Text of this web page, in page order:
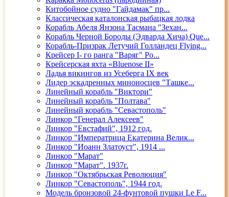
Китобойное судно "Гайдамак" пр...
Классическая каталонская рыбацкая лодка
Корабль Абеля Янзона Тасмана "Зехан...
Корабль Черной Бороды (Эдварда Хича) Que...
Корабль-Призрак Летучий Голландец Flying...
Крейсер I- го ранга "Варяг" Ро...
Крейсерская яхта «Bluenose II»
Ладья викингов из Усеберга IX век
Лидер эскадренных миноносцев "Ташке...
Линейный корабль "Виктори"
Линейный корабль "Полтава"
Линейный корабль "Севастополь"
Линкор "Генерал Алексеев"
Линкор "Евстафий", 1912 год.
Линкор "Императрица Екатерина Велик...
Линкор "Иоанн Златоуст", 1914 ...
Линкор "Марат"
Линкор "Марат". 1937г.
Линкор "Октябрьская Революция"
Линкор "Севастополь", 1944 год.
Модель бронзовой 24-фунтовой пушки Le F...